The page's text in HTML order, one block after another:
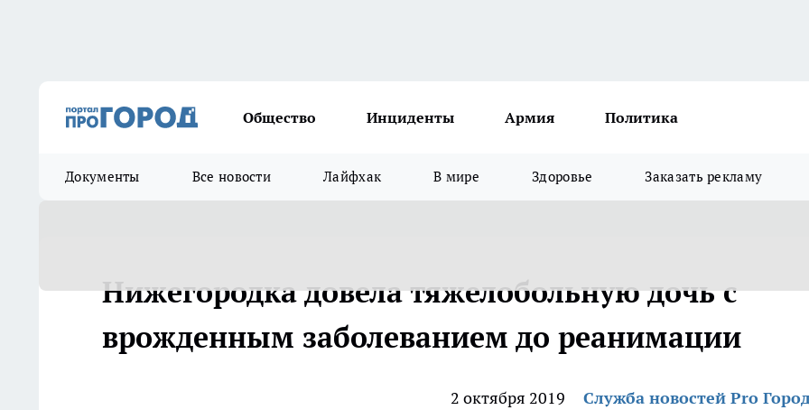
Общество Инциденты Армия Политика
Документы Все новости Лайфхак В мире Здоровье Заказать рекламу
Нижегородка довела тяжелобольную дочь с
врожденным заболеванием до реанимации
2 октября 2019
Служба новостей Pro